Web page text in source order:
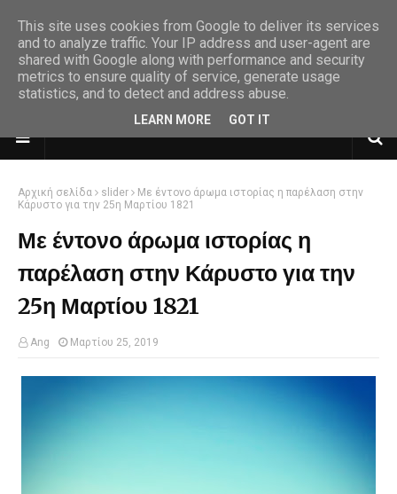
Αρχική σελίδα slider
Με έντονο άρωμα ιστορίας η παρέλαση στην
Κάρυστο για την 25η Μαρτίου 1821
Με έντονο άρωμα ιστορίας η
παρέλαση στην Κάρυστο για την
25η Μαρτίου 1821
Ang Μαρτίου 25, 2019
This site uses cookies from Google to deliver its services
and to analyze traffic. Your IP address and user-agent are
shared with Google along with performance and security
metrics to ensure quality of service, generate usage
statistics, and to detect and address abuse.
LEARN MORE GOT IT